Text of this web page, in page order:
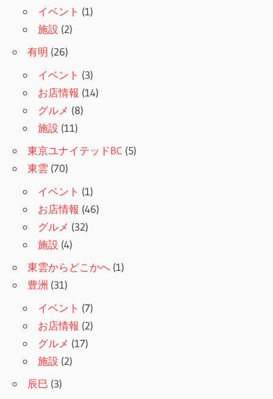
イベント (1)
施設 (2)
有明 (26)
イベント (3)
お店情報 (14)
グルメ (8)
施設 (11)
東京ユナイテッドBC (5)
東雲 (70)
イベント (1)
お店情報 (46)
グルメ (32)
施設 (4)
東雲からどこかへ (1)
豊洲 (31)
イベント (7)
お店情報 (2)
グルメ (17)
施設 (2)
辰巳 (3)